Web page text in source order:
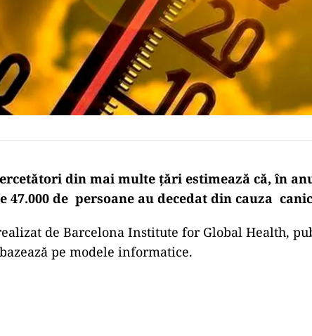
din mai multe țări estimează că, în
47.000 de persoane au decedat din cauza
de Barcelona Institute for Global Health,
pe modele informatice.